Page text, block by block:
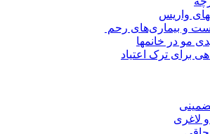
واریس
و بیماری‌های رحم
مو در خانمها
برای ترک اعتیاد
لاغری